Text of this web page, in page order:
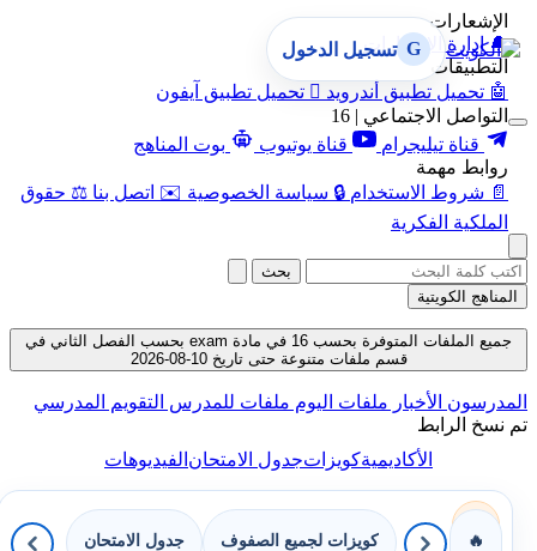
الإشعارات
🔔 إدارة الإشعارات
التطبيقات
🤖 تحميل تطبيق أندرويد  تحميل تطبيق آيفون
التواصل الاجتماعي | 16
قناة تيليجرام
قناة يوتيوب
بوت المناهج
روابط مهمة
📄 شروط الاستخدام 🔒 سياسة الخصوصية ✉️ اتصل بنا ⚖️ حقوق
الملكية الفكرية
G تسجيل الدخول
بحث
المناهج الكويتية
جميع الملفات المتوفرة بحسب 16 في مادة exam بحسب الفصل الثاني في
قسم ملفات متنوعة حتى تاريخ 10-08-2026
المدرسون الأخبار ملفات اليوم ملفات للمدرس التقويم المدرسي
تم نسخ الرابط
الأكاديميةكويزاتجدول الامتحانالفيديوهات
🔥 كويزات لجميع الصفوف جدول الامتحان